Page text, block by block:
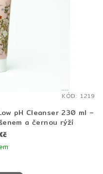
pH Cleanser 230 ml –
a černou rýží
KÓD: 1219